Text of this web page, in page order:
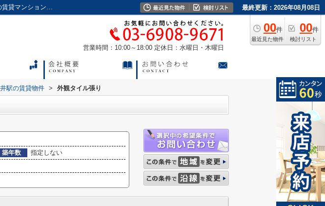
外観タイル張り,の中井駅の賃貸物件一覧｜アクセス株式会社｜東中野、中野坂上の賃貸マンションやアパートに強い不動産会社 最終更新：2026年08月08日
00件
最近見た物件
00件
検討リスト
営業時間：10:00～18:00 定休日：水曜日・木曜日
駅の賃貸物件 > 外観タイル張り
築年数
指定しない